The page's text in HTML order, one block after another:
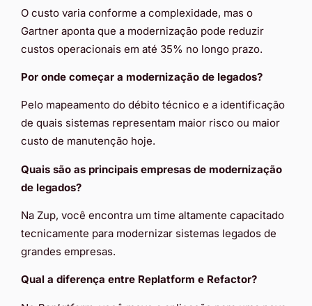
O custo varia conforme a complexidade, mas o
Gartner aponta que a modernização pode reduzir
custos operacionais em até 35% no longo prazo.
Por onde começar a modernização de legados?
Pelo mapeamento do débito técnico e a identificação
de quais sistemas representam maior risco ou maior
custo de manutenção hoje.
Quais são as principais empresas de modernização
de legados?
Na Zup, você encontra um time altamente capacitado
tecnicamente para modernizar sistemas legados de
grandes empresas.
Qual a diferença entre Replatform e Refactor?